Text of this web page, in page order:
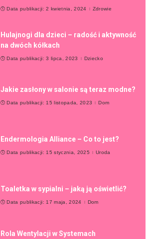
Data publikacji: 2 kwietnia, 2024 Zdrowie
Hulajnogi dla dzieci – radość i aktywność
na dwóch kółkach
Data publikacji: 3 lipca, 2023 Dziecko
Jakie zasłony w salonie są teraz modne?
Data publikacji: 15 listopada, 2023 Dom
Endermologia Alliance – Co to jest?
Data publikacji: 15 stycznia, 2025 Uroda
Toaletka w sypialni – jaką ją oświetlić?
Data publikacji: 17 maja, 2024 Dom
Rola Wentylacji w Systemach